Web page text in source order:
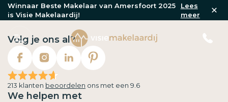
Winnaar Beste Makelaar van Amersfoort 2025
is Visie Makelaardij!
Lees
meer
Volg je ons al?
213 klanten beoordelen ons met een 9.6
We helpen met